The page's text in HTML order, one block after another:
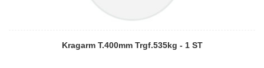
Kragarm T.400mm Trgf.535kg - 1 ST